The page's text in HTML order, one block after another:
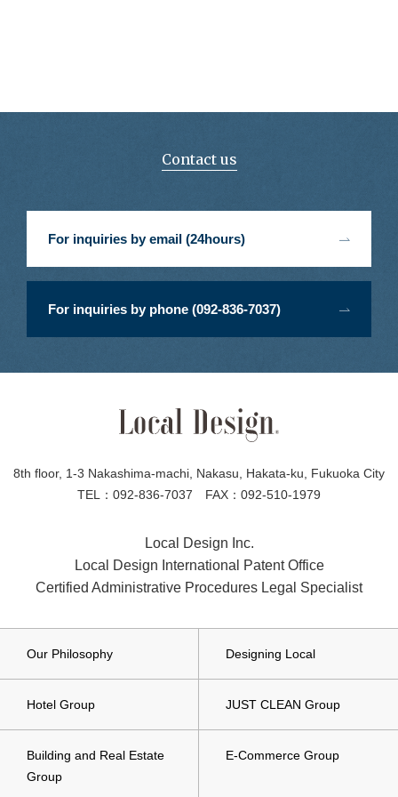
Contact us
For inquiries by email (24hours)
For inquiries by phone (092-836-7037)
8th floor, 1-3 Nakashima-machi, Nakasu, Hakata-ku, Fukuoka City
TEL：092-836-7037 FAX：092-510-1979
Local Design Inc.
Local Design International Patent Office
Certified Administrative Procedures Legal Specialist
Our Philosophy Designing Local
Hotel Group JUST CLEAN Group
Building and Real Estate
Group
E-Commerce Group